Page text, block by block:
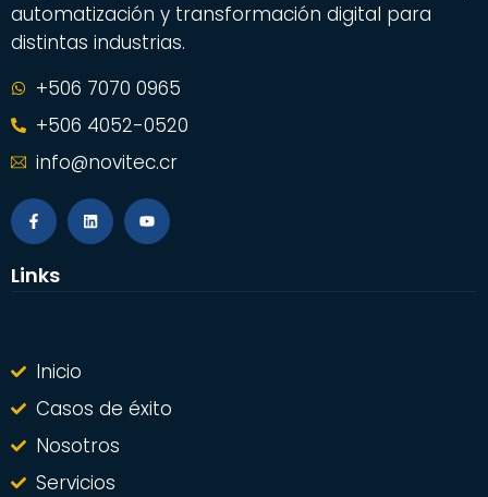
automatización y transformación digital para
distintas industrias.
+506 7070 0965
+506 4052-0520
info@novitec.cr
Links
Inicio
Casos de éxito
Nosotros
Servicios